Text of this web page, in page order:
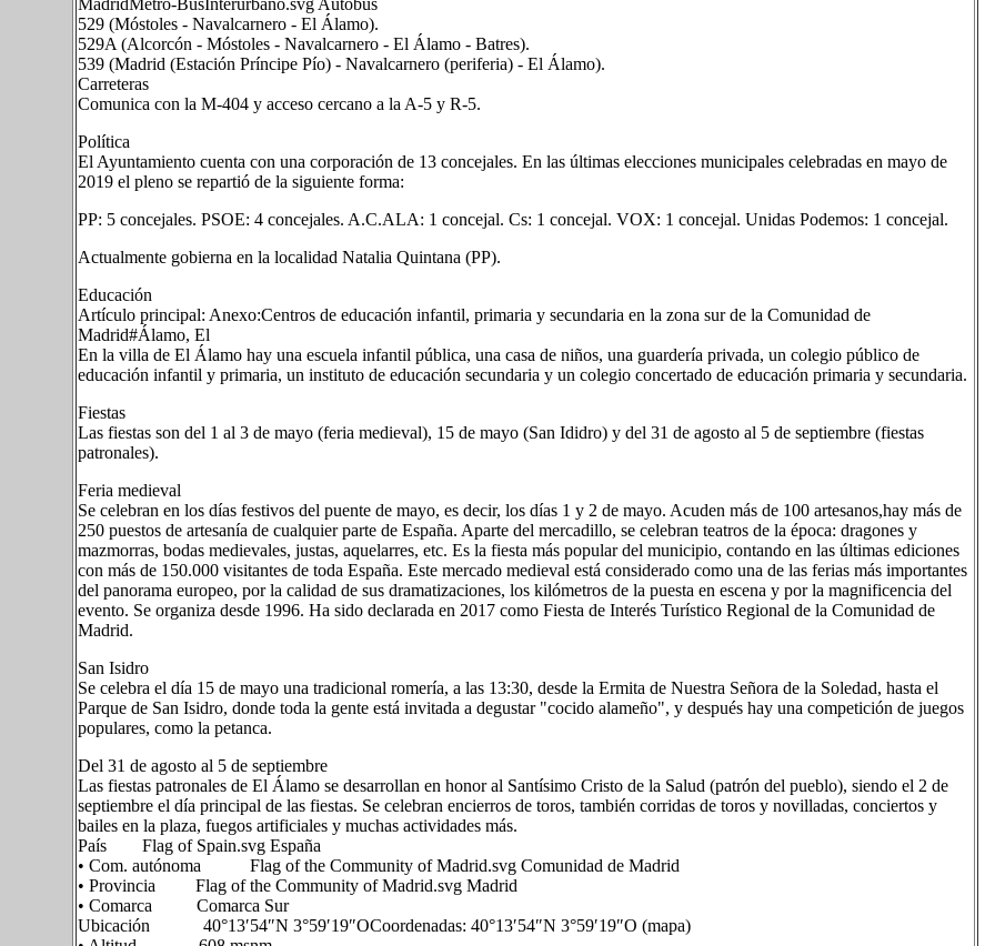
MadridMetro-BusInterurbano.svg Autobús
529 (Móstoles - Navalcarnero - El Álamo).
529A (Alcorcón - Móstoles - Navalcarnero - El Álamo - Batres).
539 (Madrid (Estación Príncipe Pío) - Navalcarnero (periferia) - El Álamo).
Carreteras
Comunica con la M-404 y acceso cercano a la A-5 y R-5.
Política
El Ayuntamiento cuenta con una corporación de 13 concejales. En las últimas elecciones municipales celebradas en mayo de
2019 el pleno se repartió de la siguiente forma:
PP: 5 concejales. PSOE: 4 concejales. A.C.ALA: 1 concejal. Cs: 1 concejal. VOX: 1 concejal. Unidas Podemos: 1 concejal.
Actualmente gobierna en la localidad Natalia Quintana (PP).
Educación
Artículo principal: Anexo:Centros de educación infantil, primaria y secundaria en la zona sur de la Comunidad de
Madrid#Álamo, El
En la villa de El Álamo hay una escuela infantil pública, una casa de niños, una guardería privada, un colegio público de
educación infantil y primaria, un instituto de educación secundaria y un colegio concertado de educación primaria y secundaria.
Fiestas
Las fiestas son del 1 al 3 de mayo (feria medieval), 15 de mayo (San Ididro) y del 31 de agosto al 5 de septiembre (fiestas
patronales).
Feria medieval
Se celebran en los días festivos del puente de mayo, es decir, los días 1 y 2 de mayo. Acuden más de 100 artesanos,hay más de
250 puestos de artesanía de cualquier parte de España. Aparte del mercadillo, se celebran teatros de la época: dragones y
mazmorras, bodas medievales, justas, aquelarres, etc. Es la fiesta más popular del municipio, contando en las últimas ediciones
con más de 150.000 visitantes de toda España. Este mercado medieval está considerado como una de las ferias más importantes
del panorama europeo, por la calidad de sus dramatizaciones, los kilómetros de la puesta en escena y por la magnificencia del
evento. Se organiza desde 1996. Ha sido declarada en 2017 como Fiesta de Interés Turístico Regional de la Comunidad de
Madrid.
San Isidro
Se celebra el día 15 de mayo una tradicional romería, a las 13:30, desde la Ermita de Nuestra Señora de la Soledad, hasta el
Parque de San Isidro, donde toda la gente está invitada a degustar "cocido alameño", y después hay una competición de juegos
populares, como la petanca.
Del 31 de agosto al 5 de septiembre
Las fiestas patronales de El Álamo se desarrollan en honor al Santísimo Cristo de la Salud (patrón del pueblo), siendo el 2 de
septiembre el día principal de las fiestas. Se celebran encierros de toros, también corridas de toros y novilladas, conciertos y
bailes en la plaza, fuegos artificiales y muchas actividades más.
País Flag of Spain.svg España
• Com. autónoma Flag of the Community of Madrid.svg Comunidad de Madrid
• Provincia Flag of the Community of Madrid.svg Madrid
• Comarca Comarca Sur
Ubicación 40°13′54″N 3°59′19″OCoordenadas: 40°13′54″N 3°59′19″O (mapa)